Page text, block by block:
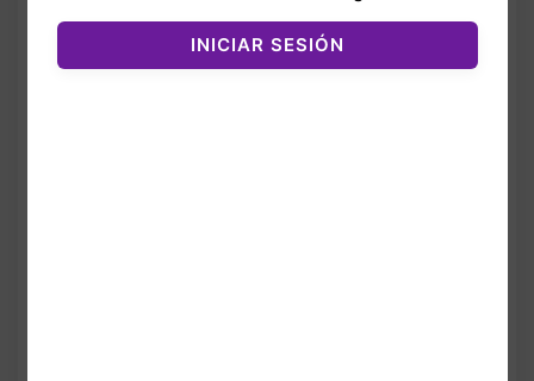
Valoraciones (0)
INICIAR SESIÓN